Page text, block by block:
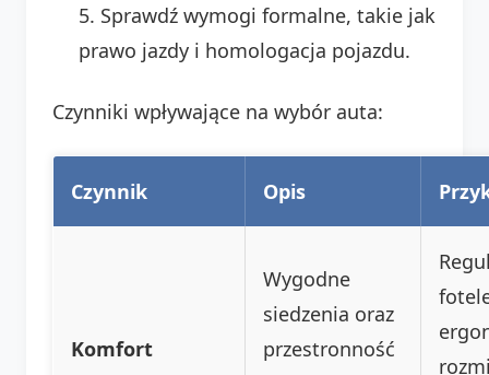
Sprawdź wymogi formalne, takie jak
prawo jazdy i homologacja pojazdu.
Czynniki wpływające na wybór auta:
Czynnik Opis
Komfort
Wygodne
siedzenia oraz
przestronność